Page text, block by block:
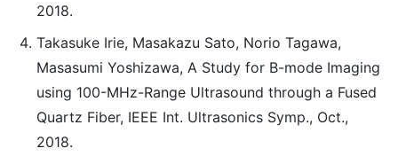
2018.
Takasuke Irie, Masakazu Sato, Norio Tagawa,
Masasumi Yoshizawa, A Study for B-mode Imaging
using 100-MHz-Range Ultrasound through a Fused
Quartz Fiber, IEEE Int. Ultrasonics Symp., Oct.,
2018.